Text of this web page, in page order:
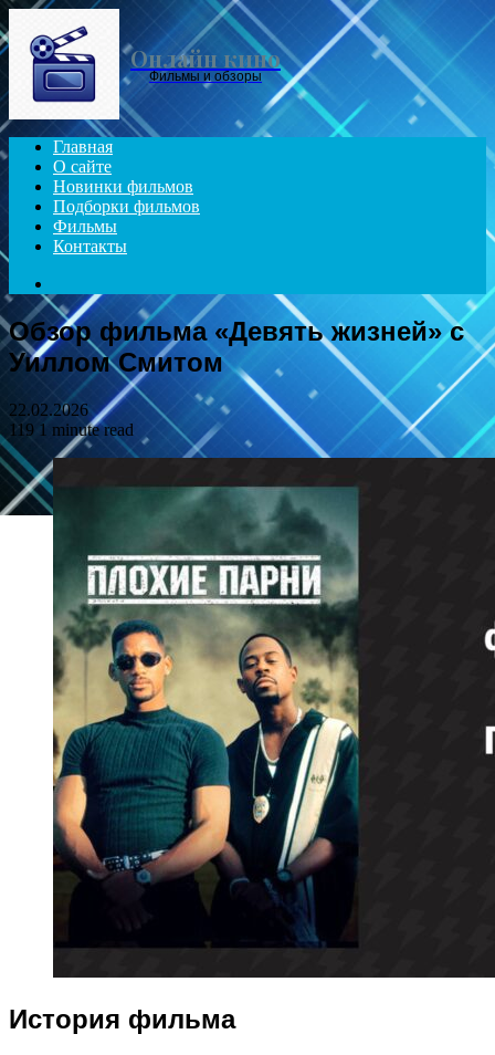
Menu
Онлайн кино
Фильмы и обзоры
Главная
О сайте
Новинки фильмов
Подборки фильмов
Фильмы
Контакты
for
Обзор фильма «Девять жизней» с
Уиллом Смитом
22.02.2026
119 1 minute read
История фильма